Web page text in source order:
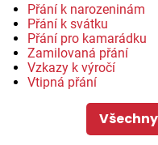
Přání k narozeninám
Přání k svátku
Přání pro kamarádku
Zamilovaná přání
Vzkazy k výročí
Vtipná přání